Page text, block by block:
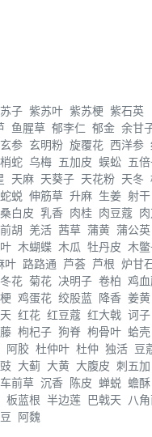
子 紫苏叶 紫苏梗 紫石英
鱼腥草 郁李仁 郁金 余甘
玄参 玄明粉 旋覆花 西洋参
蛇 乌梅 五加皮 蜈蚣 五
天麻 天葵子 天花粉 天冬
蛇蜕 伸筋草 升麻 生姜 射干
桑白皮 乳香 肉桂 肉豆蔻
前胡 羌活 茜草 蒲黄 蒲公英
木蝴蝶 木瓜 牡丹皮 木
叶 路路通 芦荟 芦根 炉甘
花 菊花 决明子 卷柏 鸡
鸡蛋花 绞股蓝 降香 姜黄
红花 红豆蔻 红大戟 诃子
枸杞子 狗脊 枸骨叶 蛤壳
阿胶 杜仲叶 杜仲 独活 豆
大蓟 大黄 大腹皮 刺五加
车前草 沉香 陈皮 蝉蜕 蟾酥
板蓝根 半边莲 巴戟天 八
阿魏